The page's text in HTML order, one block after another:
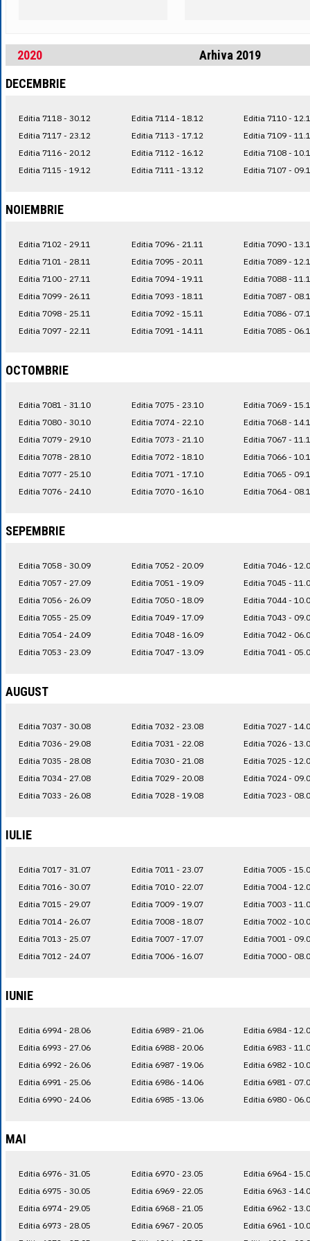
2020
Arhiva 2019
DECEMBRIE
Editia 7118 - 30.12
Editia 7117 - 23.12
Editia 7116 - 20.12
Editia 7115 - 19.12
Editia 7114 - 18.12
Editia 7113 - 17.12
Editia 7112 - 16.12
Editia 7111 - 13.12
Editia 7110 -
Editia 7109 -
Editia 7108 -
Editia 7107 -
NOIEMBRIE
Editia 7102 - 29.11
Editia 7101 - 28.11
Editia 7100 - 27.11
Editia 7099 - 26.11
Editia 7098 - 25.11
Editia 7097 - 22.11
Editia 7096 - 21.11
Editia 7095 - 20.11
Editia 7094 - 19.11
Editia 7093 - 18.11
Editia 7092 - 15.11
Editia 7091 - 14.11
Editia 7090 -
Editia 7089 -
Editia 7088 -
Editia 7087 -
Editia 7086 -
Editia 7085 -
OCTOMBRIE
Editia 7081 - 31.10
Editia 7080 - 30.10
Editia 7079 - 29.10
Editia 7078 - 28.10
Editia 7077 - 25.10
Editia 7076 - 24.10
Editia 7075 - 23.10
Editia 7074 - 22.10
Editia 7073 - 21.10
Editia 7072 - 18.10
Editia 7071 - 17.10
Editia 7070 - 16.10
Editia 7069 -
Editia 7068 -
Editia 7067 -
Editia 7066 -
Editia 7065 -
Editia 7064 -
SEPEMBRIE
Editia 7058 - 30.09
Editia 7057 - 27.09
Editia 7056 - 26.09
Editia 7055 - 25.09
Editia 7054 - 24.09
Editia 7053 - 23.09
Editia 7052 - 20.09
Editia 7051 - 19.09
Editia 7050 - 18.09
Editia 7049 - 17.09
Editia 7048 - 16.09
Editia 7047 - 13.09
Editia 7046 -
Editia 7045 -
Editia 7044 -
Editia 7043 -
Editia 7042 -
Editia 7041 -
AUGUST
Editia 7037 - 30.08
Editia 7036 - 29.08
Editia 7035 - 28.08
Editia 7034 - 27.08
Editia 7033 - 26.08
Editia 7032 - 23.08
Editia 7031 - 22.08
Editia 7030 - 21.08
Editia 7029 - 20.08
Editia 7028 - 19.08
Editia 7027 -
Editia 7026 -
Editia 7025 -
Editia 7024 -
Editia 7023 -
IULIE
Editia 7017 - 31.07
Editia 7016 - 30.07
Editia 7015 - 29.07
Editia 7014 - 26.07
Editia 7013 - 25.07
Editia 7012 - 24.07
Editia 7011 - 23.07
Editia 7010 - 22.07
Editia 7009 - 19.07
Editia 7008 - 18.07
Editia 7007 - 17.07
Editia 7006 - 16.07
Editia 7005 -
Editia 7004 -
Editia 7003 -
Editia 7002 -
Editia 7001 -
Editia 7000 -
IUNIE
Editia 6994 - 28.06
Editia 6993 - 27.06
Editia 6992 - 26.06
Editia 6991 - 25.06
Editia 6990 - 24.06
Editia 6989 - 21.06
Editia 6988 - 20.06
Editia 6987 - 19.06
Editia 6986 - 14.06
Editia 6985 - 13.06
Editia 6984 -
Editia 6983 -
Editia 6982 -
Editia 6981 -
Editia 6980 -
MAI
Editia 6976 - 31.05
Editia 6975 - 30.05
Editia 6974 - 29.05
Editia 6973 - 28.05
Editia 6970 - 23.05
Editia 6969 - 22.05
Editia 6968 - 21.05
Editia 6967 - 20.05
Editia 6964 -
Editia 6963 -
Editia 6962 -
Editia 6961 -